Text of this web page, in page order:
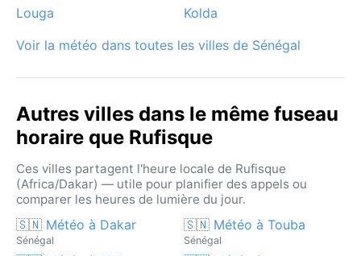
Louga
Kolda
Voir la météo dans toutes les villes de Sénégal
Autres villes dans le même fuseau
horaire que Rufisque
Ces villes partagent l'heure locale de Rufisque
(Africa/Dakar) — utile pour planifier des appels ou
comparer les heures de lumière du jour.
🇸🇳 Météo à Dakar
Sénégal
🇸🇳 Météo à Touba
Sénégal